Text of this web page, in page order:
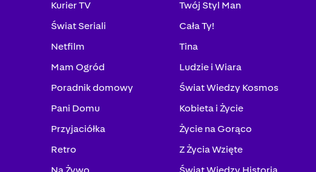
Kurier TV
Świat Seriali
Netfilm
Mam Ogród
Poradnik domowy
Pani Domu
Przyjaciółka
Retro
Twój Styl Man
Cała Ty!
Tina
Ludzie i Wiara
Świat Wiedzy Kosmos
Kobieta i Życie
Życie na Gorąco
Z Życia Wzięte